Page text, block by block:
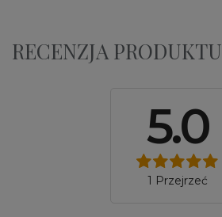
RECENZJA PRODUKTU
5.0
1 Przejrzeć